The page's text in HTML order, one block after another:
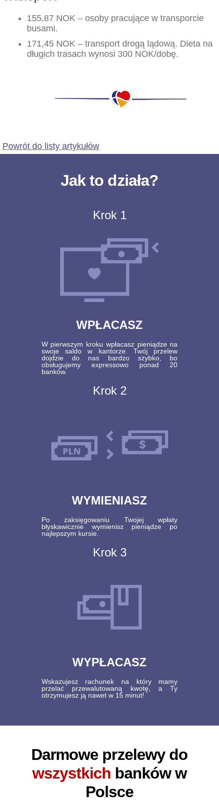
155,87 NOK – osoby pracujące w transporcie
busami.
171,45 NOK – transport drogą lądową. Dieta na
długich trasach wynosi 300 NOK/dobę.
Powrót do listy artykułów
Jak to działa?
Krok 1
WPŁACASZ
W pierwszym kroku wpłacasz pieniądze na
swoje saldo w kantorze. Twój przelew
dojdzie do nas bardzo szybko, bo
obsługujemy expressowo ponad 20
banków.
Krok 2
WYMIENIASZ
Po zaksięgowaniu Twojej wpłaty
błyskawicznie wymienisz pieniądze po
najlepszym kursie.
Krok 3
WYPŁACASZ
Wskazujesz rachunek na który mamy
przelać przewalutowaną kwotę, a Ty
otrzymujesz ją nawet w 15 minut!
Darmowe przelewy do
wszystkich banków w
Polsce